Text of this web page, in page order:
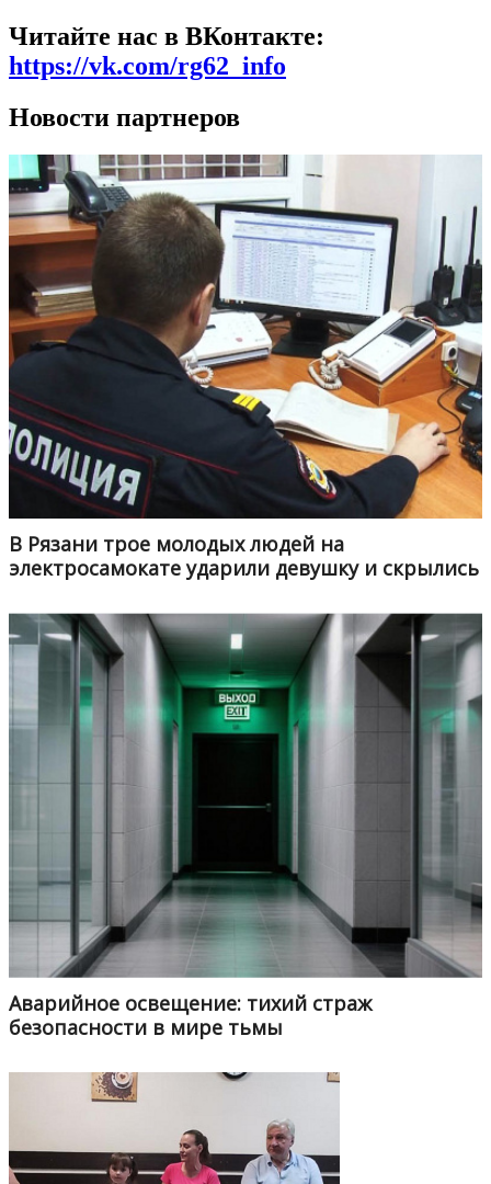
Читайте нас в ВКонтакте:
https://vk.com/rg62_info
Новости партнеров
В Рязани трое молодых людей на
электросамокате ударили девушку и скрылись
Аварийное освещение: тихий страж
безопасности в мире тьмы